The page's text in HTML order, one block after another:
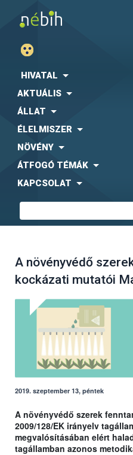
HIVATAL
AKTUÁLIS
ÁLLAT
ÉLELMISZER
NÖVÉNY
ÁTFOGÓ TÉMÁK
KAPCSOLAT
A növényvédő
kockázati mutatói
2019. szeptember 13, péntek
A növényvédő szerek
2009/128/EK irányelv
megvalósításában elért
tagállamban azonos